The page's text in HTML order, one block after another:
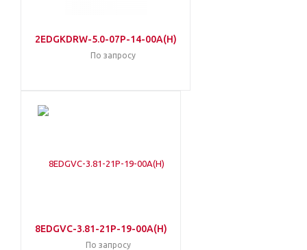
2EDGKDRW-5.0-07P-14-00A(H)
По запросу
8EDGVC-3.81-21P-19-00A(H)
По запросу